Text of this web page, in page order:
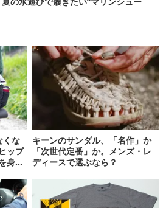
くな
ップ
身軽
キーンのサンダル、「名作」か
「次世代定番」か。メンズ・レ
ディースで選ぶなら？